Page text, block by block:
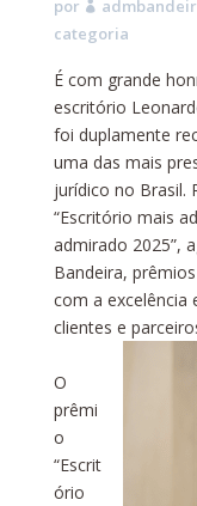
por
categoria
É com grande
escritório
foi duplamente
uma das mais
jurídico no Brasil.
“Escritório mais
admirado 2025”,
Bandeira,
com a excelência
clientes e
O
prêmi
o
“Escrit
ório